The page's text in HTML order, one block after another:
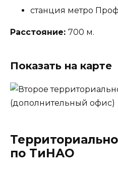
станция метро
Расстояние: 700 м.
Показать на карте
по ТиНАО